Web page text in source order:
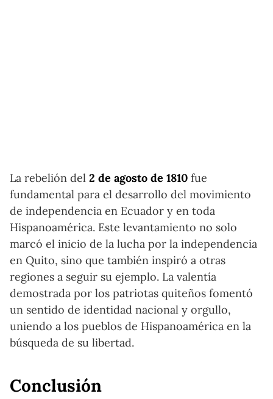
La rebelión del 2 de agosto de 1810 fue
fundamental para el desarrollo del movimiento
de independencia en Ecuador y en toda
Hispanoamérica. Este levantamiento no solo
marcó el inicio de la lucha por la independencia
en Quito, sino que también inspiró a otras
regiones a seguir su ejemplo. La valentía
demostrada por los patriotas quiteños fomentó
un sentido de identidad nacional y orgullo,
uniendo a los pueblos de Hispanoamérica en la
búsqueda de su libertad.
Conclusión